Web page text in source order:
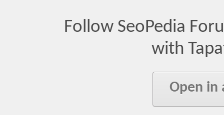
Follow SeoPedia
with
Open in